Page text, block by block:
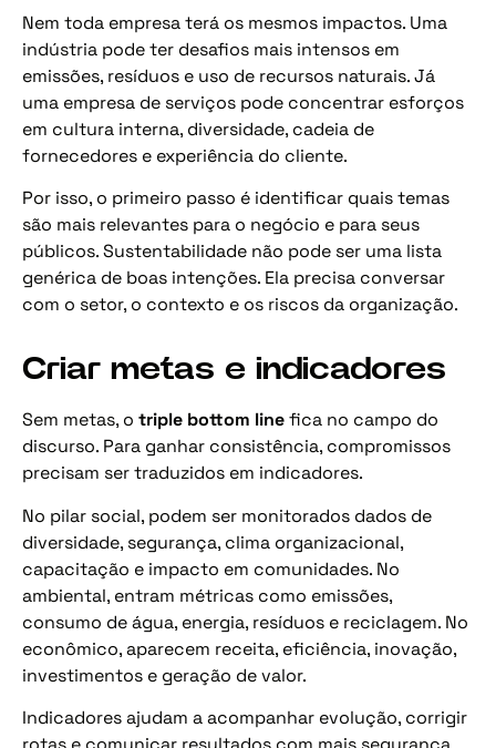
Nem toda empresa terá os mesmos impactos. Uma
indústria pode ter desafios mais intensos em
emissões, resíduos e uso de recursos naturais. Já
uma empresa de serviços pode concentrar esforços
em cultura interna, diversidade, cadeia de
fornecedores e experiência do cliente.
Por isso, o primeiro passo é identificar quais temas
são mais relevantes para o negócio e para seus
públicos. Sustentabilidade não pode ser uma lista
genérica de boas intenções. Ela precisa conversar
com o setor, o contexto e os riscos da organização.
Criar metas e indicadores
Sem metas, o triple bottom linefica no campo do
discurso. Para ganhar consistência, compromissos
precisam ser traduzidos em indicadores.
No pilar social, podem ser monitorados dados de
diversidade, segurança, clima organizacional,
capacitação e impacto em comunidades. No
ambiental, entram métricas como emissões,
consumo de água, energia, resíduos e reciclagem. No
econômico, aparecem receita, eficiência, inovação,
investimentos e geração de valor.
Indicadores ajudam a acompanhar evolução, corrigir